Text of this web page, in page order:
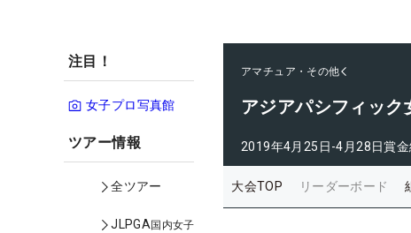
注目！
女子プロ写真館
ツアー情報
全ツアー
JLPGA国内女子
アマチュア・その他
アジアパシフィッ
2019年4月25日-4月28日賞
大会TOP リーダーボード